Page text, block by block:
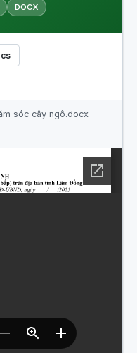
DOCX
sóc cây ngô.docx